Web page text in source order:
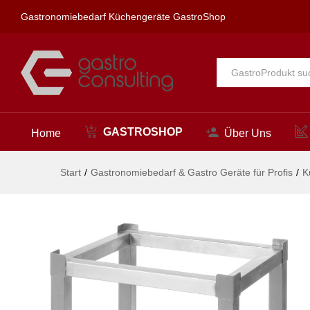
Gastronomiebedarf Küchengeräte GastroShop
Alle
Home GASTROSHOP Über Uns
Start / Gastronomiebedarf & Gastro Geräte für Profis /
Beschreibung